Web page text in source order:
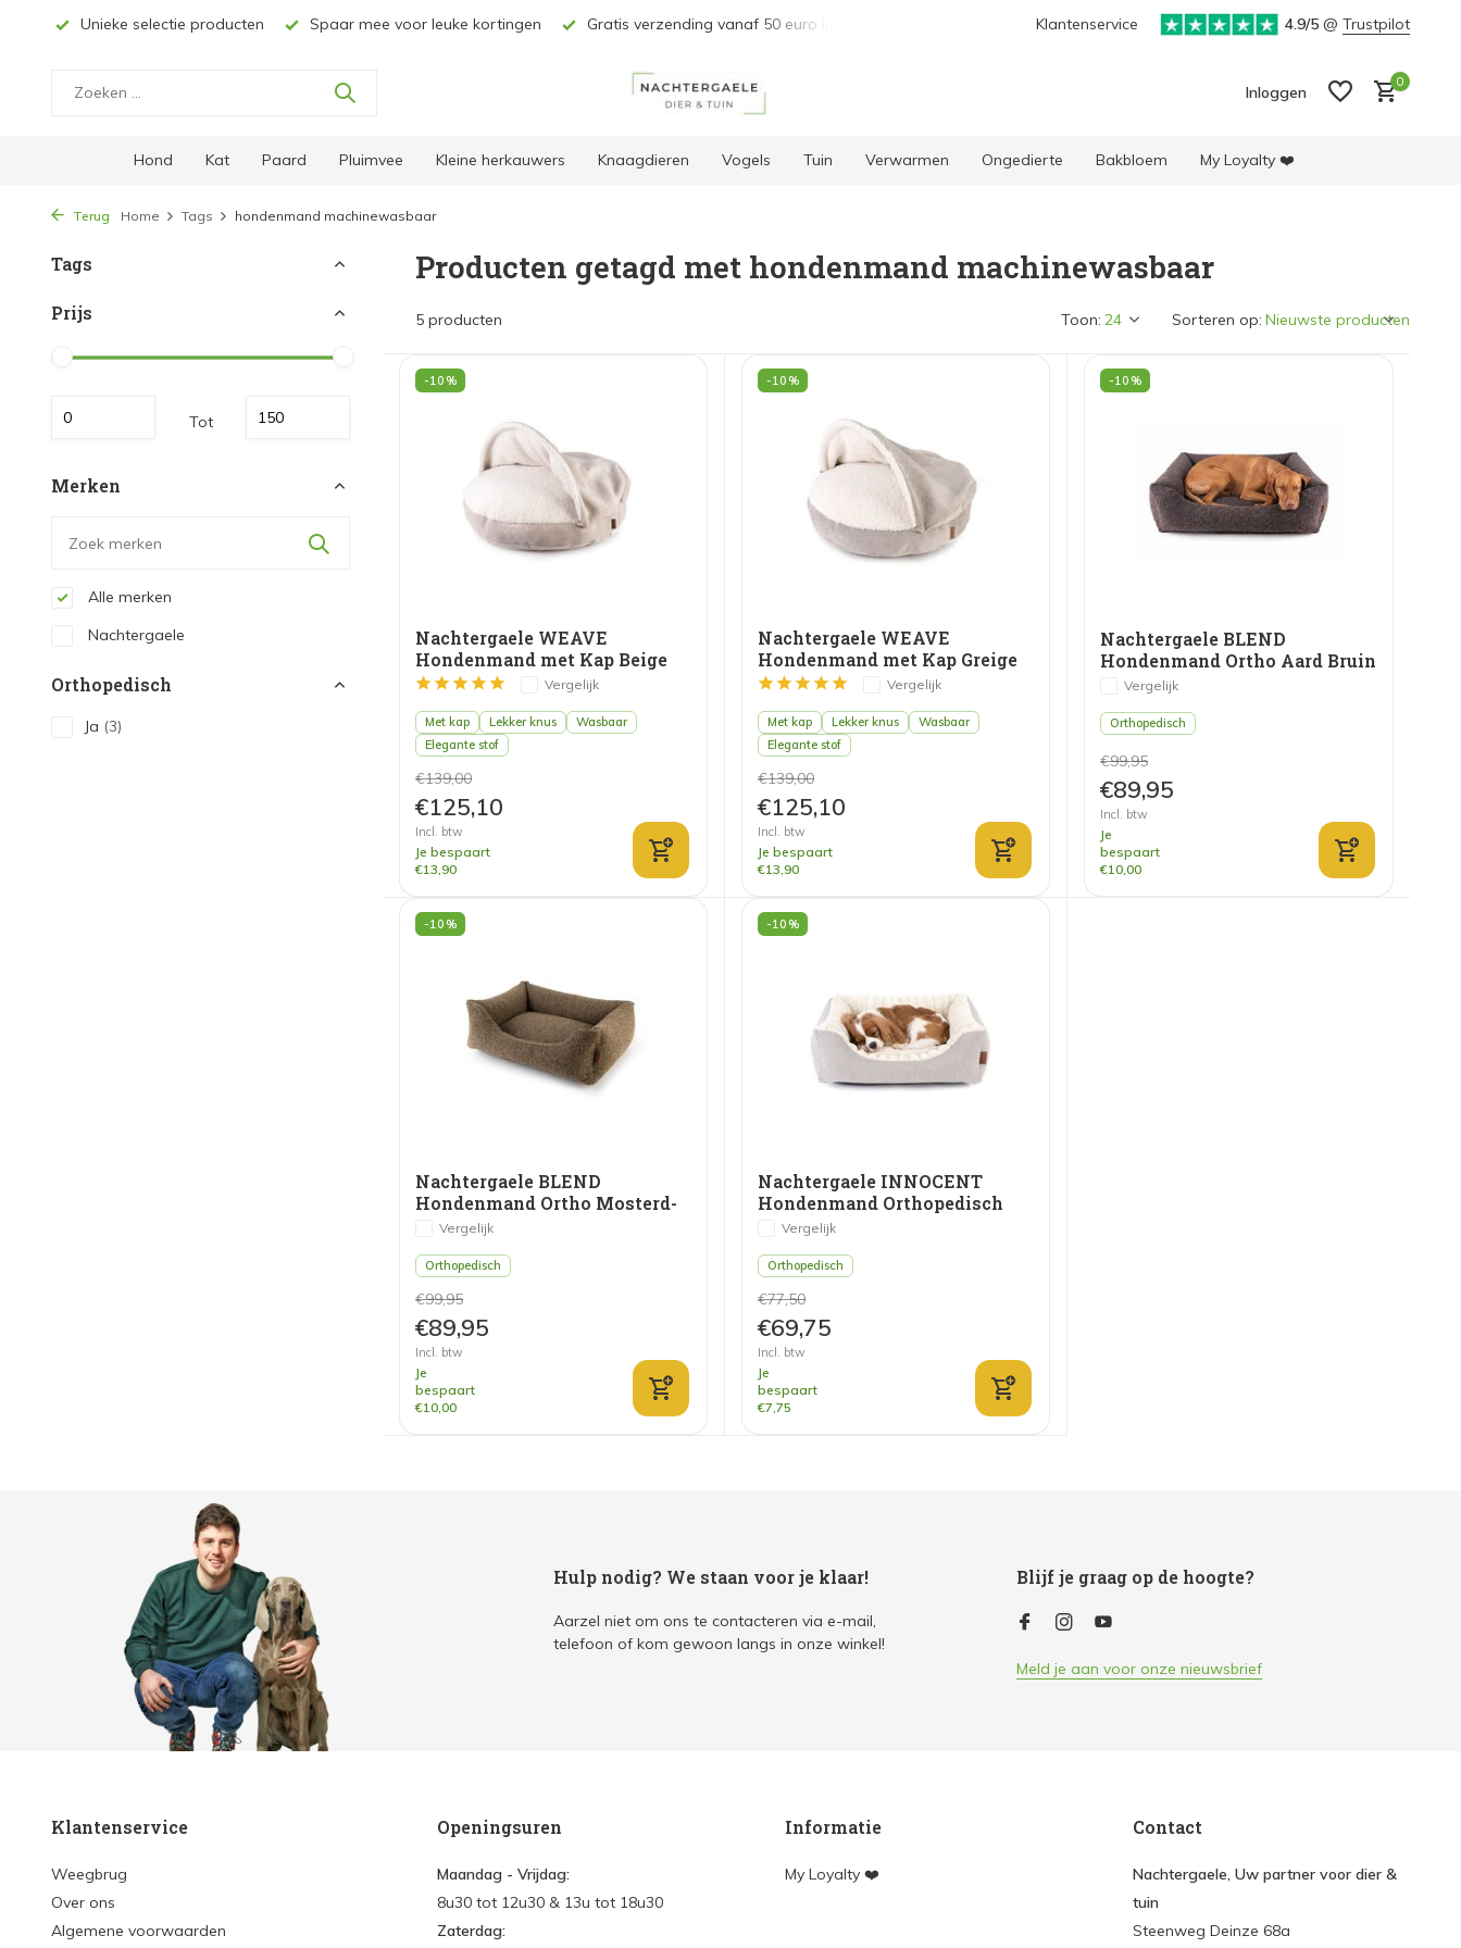
Unieke selectie producten Spaar mee voor leuke kortingen Gratis verzending vanaf 50 euro in BE & NL* Unieke selectie producten
Klantenservice 4.9/5 @ Trustpilot
Inloggen
0
Hond Kat Paard Pluimvee Kleine herkauwers Knaagdieren Vogels Tuin Verwarmen Ongedierte Bakbloem My Loyalty ❤️
Terug Home Tags hondenmand machinewasbaar
Tags
Prijs
Tot
Merken
Alle merken
Nachtergaele
Orthopedisch
Ja (3)
Producten getagd met hondenmand machinewasbaar
5 producten Toon: Sorteren op:
-10%
Nachtergaele WEAVE
Hondenmand met Kap Beige
Vergelijk
Met kap Lekker knus
Wasbaar
Elegante stof
€139,00
€125,10
Incl. btw
Je bespaart
€13,90
-10%
Nachtergaele WEAVE
Hondenmand met Kap Greige
Vergelijk
Met kap Lekker knus
Wasbaar
Elegante stof
€139,00
€125,10
Incl. btw
Je bespaart
€13,90
-10%
Nachtergaele BLEND
Hondenmand Ortho Aard Bruin
Vergelijk
Orthopedisch
€99,95
€89,95
Incl. btw
Je
bespaart
€10,00
-10%
Nachtergaele BLEND
Hondenmand Ortho Mosterd-
Bruin
Vergelijk
Orthopedisch
€99,95
€89,95
Incl. btw
Je
bespaart
€10,00
-10%
Nachtergaele INNOCENT
Hondenmand Orthopedisch
Grijs/Wit
Vergelijk
Orthopedisch
€77,50
€69,75
Incl. btw
Je
bespaart
€7,75
Hulp nodig? We staan voor je klaar!
Aarzel niet om ons te contacteren via e-mail,
telefoon of kom gewoon langs in onze winkel!
Blijf je graag op de hoogte?
Meld je aan voor onze nieuwsbrief
Klantenservice
Weegbrug
Over ons
Algemene voorwaarden
Openingsuren
Maandag - Vrijdag:
8u30 tot 12u30 & 13u tot 18u30
Zaterdag:
Informatie
My Loyalty ❤️
Contact
Nachtergaele, Uw partner voor dier &
tuin
Steenweg Deinze 68a